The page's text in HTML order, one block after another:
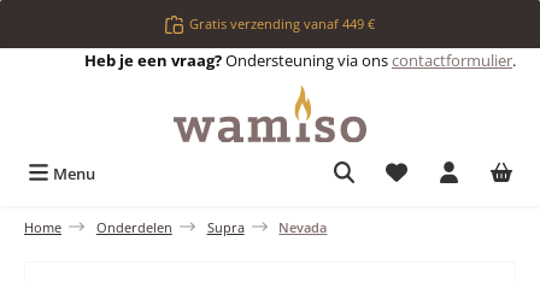
Ga naar de hoofdinhoudGratis verzending vanaf 449 €
Heb je een vraag?Ondersteuning via onscontactformulier.
Menu Je hebt 0 items
Home Onderdelen Supra Nevada